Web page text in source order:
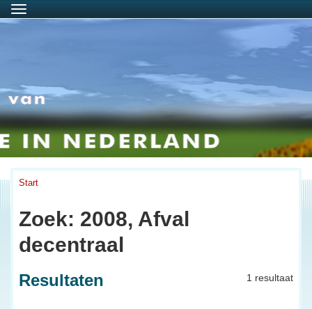
Menu
Start
Zoek: 2008, Afval
decentraal
1 resultaat
Resultaten